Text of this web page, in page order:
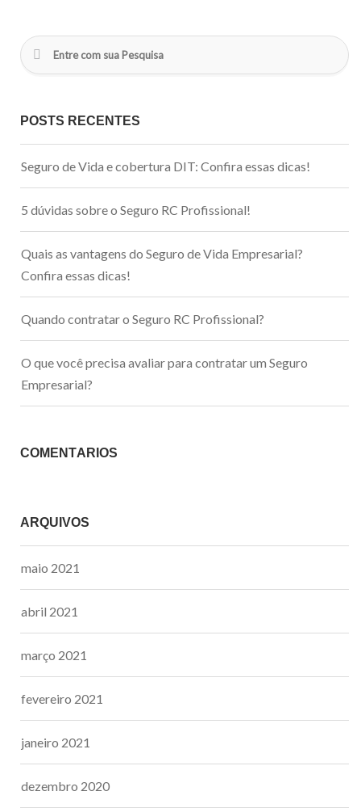
POSTS RECENTES
Seguro de Vida e cobertura DIT: Confira essas dicas!
5 dúvidas sobre o Seguro RC Profissional!
Quais as vantagens do Seguro de Vida Empresarial?
Confira essas dicas!
Quando contratar o Seguro RC Profissional?
O que você precisa avaliar para contratar um Seguro
Empresarial?
COMENTÁRIOS
ARQUIVOS
maio 2021
abril 2021
março 2021
fevereiro 2021
janeiro 2021
dezembro 2020